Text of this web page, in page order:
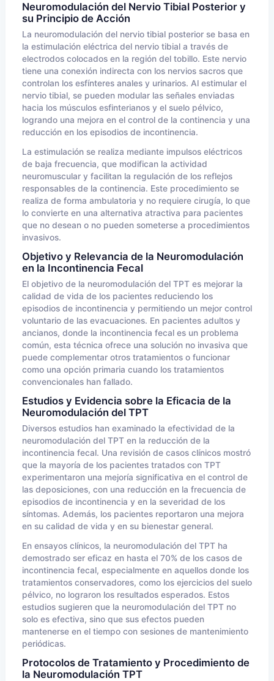
Neuromodulación del Nervio Tibial Posterior y
su Principio de Acción
La neuromodulación del nervio tibial posterior se basa en
la estimulación eléctrica del nervio tibial a través de
electrodos colocados en la región del tobillo. Este nervio
tiene una conexión indirecta con los nervios sacros que
controlan los esfínteres anales y urinarios. Al estimular el
nervio tibial, se pueden modular las señales enviadas
hacia los músculos esfinterianos y el suelo pélvico,
logrando una mejora en el control de la continencia y una
reducción en los episodios de incontinencia.
La estimulación se realiza mediante impulsos eléctricos
de baja frecuencia, que modifican la actividad
neuromuscular y facilitan la regulación de los reflejos
responsables de la continencia. Este procedimiento se
realiza de forma ambulatoria y no requiere cirugía, lo que
lo convierte en una alternativa atractiva para pacientes
que no desean o no pueden someterse a procedimientos
invasivos.
Objetivo y Relevancia de la Neuromodulación
en la Incontinencia Fecal
El objetivo de la neuromodulación del TPT es mejorar la
calidad de vida de los pacientes reduciendo los
episodios de incontinencia y permitiendo un mejor control
voluntario de las evacuaciones. En pacientes adultos y
ancianos, donde la incontinencia fecal es un problema
común, esta técnica ofrece una solución no invasiva que
puede complementar otros tratamientos o funcionar
como una opción primaria cuando los tratamientos
convencionales han fallado.
Estudios y Evidencia sobre la Eficacia de la
Neuromodulación del TPT
Diversos estudios han examinado la efectividad de la
neuromodulación del TPT en la reducción de la
incontinencia fecal. Una revisión de casos clínicos mostró
que la mayoría de los pacientes tratados con TPT
experimentaron una mejoría significativa en el control de
las deposiciones, con una reducción en la frecuencia de
episodios de incontinencia y en la severidad de los
síntomas. Además, los pacientes reportaron una mejora
en su calidad de vida y en su bienestar general.
En ensayos clínicos, la neuromodulación del TPT ha
demostrado ser eficaz en hasta el 70% de los casos de
incontinencia fecal, especialmente en aquellos donde los
tratamientos conservadores, como los ejercicios del suelo
pélvico, no lograron los resultados esperados. Estos
estudios sugieren que la neuromodulación del TPT no
solo es efectiva, sino que sus efectos pueden
mantenerse en el tiempo con sesiones de mantenimiento
periódicas.
Protocolos de Tratamiento y Procedimiento de
la Neuromodulación TPT